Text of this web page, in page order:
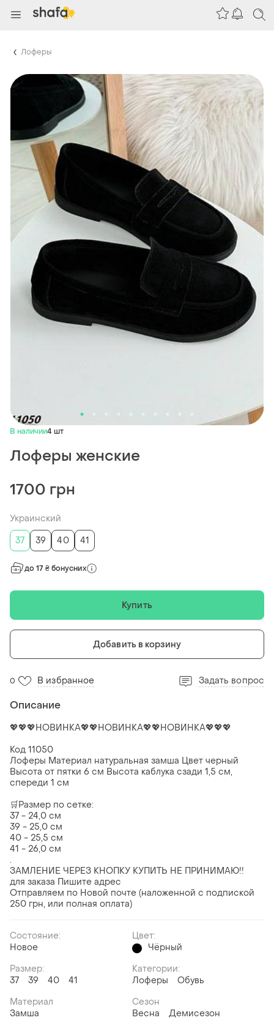
Лоферы
В наличии4 шт
Лоферы женские
1700 грн
Украинский
37
39 40 41
до 17 ₴ бонусних
Купить
Добавить в корзину
0 В избранное Задать вопрос
Описание
💖💖💖НОВИНКА💖💖НОВИНКА💖💖НОВИНКА💖💖💖
Код 11050
Лоферы Материал натуральная замша Цвет черный
Высота от пятки 6 см Высота каблука сзади 1,5 см,
спереди 1 см
🛒Размер по сетке:
37 - 24,0 см
39 - 25,0 см
40 - 25,5 см
41 - 26,0 см
.
ЗАМЛЕНИЕ ЧЕРЕЗ КНОПКУ КУПИТЬ НЕ ПРИНИМАЮ!!
для заказа Пишите адрес
Отправляем по Новой почте (наложенной с подпиской
250 грн, или полная оплата)
Состояние:
Новое
Цвет:
Чёрный
Размер:
37
39 40 41
Категории:
Лоферы
Обувь
Материал
Замша
Сезон
Весна
Демисезон